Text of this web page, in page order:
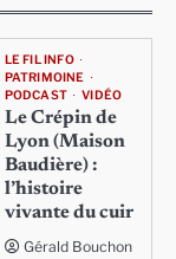
LE FIL INFO
PATRIMOINE
PODCAST
VIDÉO
Le Crépin de
Lyon (Maison
Baudière) :
l’histoire
vivante du cuir
Gérald Bouchon